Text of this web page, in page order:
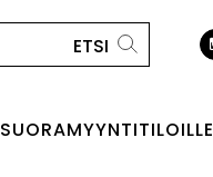
SUORAMYYNTITILOILLE